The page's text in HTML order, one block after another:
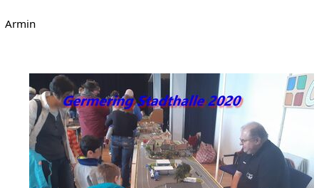
Armin